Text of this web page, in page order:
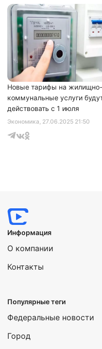
Экономика, 27.06.2025 21:50
Новые тарифы на жилищно-
коммунальные услуги
действовать с 1 июля
Информация
О компании
Контакты
Популярные теги
Федеральные новости
Город